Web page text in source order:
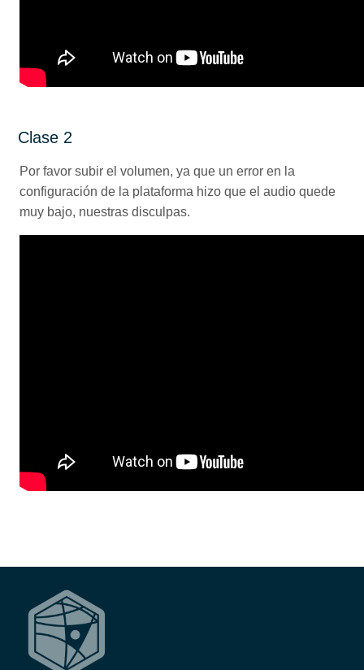
Clase 2
Por favor subir el volumen, ya que un error en la
configuración de la plataforma hizo que el audio quede
muy bajo, nuestras disculpas.